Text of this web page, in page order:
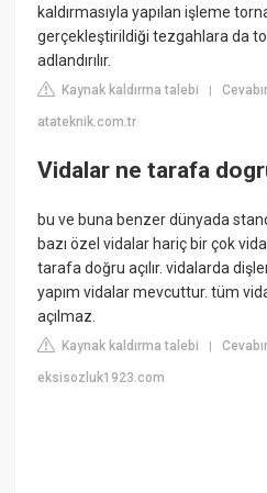
kaldırmasıyla yapılan işleme
gerçekleştirildiği tezgahlara da
adlandırılır.
Kaynak kaldırma talebi |
atateknik.com.tr
Vidalar ne tarafa
bu ve buna benzer dünyada
bazı özel vidalar hariç bir çok
tarafa doğru açılır. vidalarda
yapım vidalar mevcuttur. tüm
açılmaz.
Kaynak kaldırma talebi |
eksisozluk1923.com